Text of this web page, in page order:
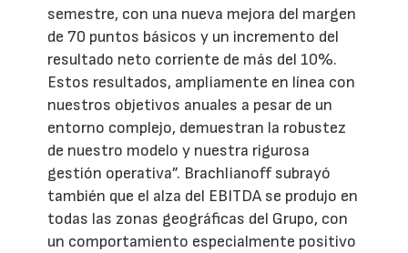
semestre, con una nueva mejora del margen
de 70 puntos básicos y un incremento del
resultado neto corriente de más del 10%.
Estos resultados, ampliamente en línea con
nuestros objetivos anuales a pesar de un
entorno complejo, demuestran la robustez
de nuestro modelo y nuestra rigurosa
gestión operativa”. Brachlianoff subrayó
también que el alza del EBITDA se produjo en
todas las zonas geográficas del Grupo, con
un comportamiento especialmente positivo